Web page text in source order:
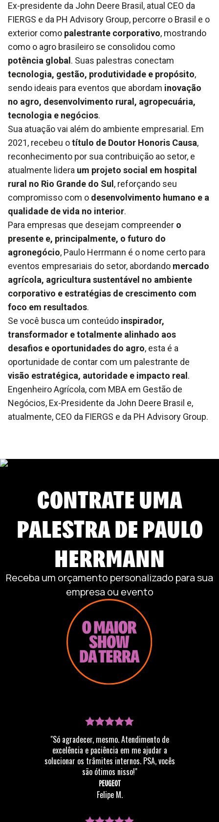
Ex-presidente da John Deere Brasil, atual CEO da
FIERGS e da PH Advisory Group, percorre o Brasil e o
exterior como palestrante corporativo, mostrando
como o agro brasileiro se consolidou como
potência global . Suas palestras conectam
tecnologia, gestão, produtividade e propósito,
sendo ideais para eventos que abordam inovação
no agro, desenvolvimento rural, agropecuária,
tecnologia e negócios.
Sua atuação vai além do ambiente empresarial. Em
2021, recebeu otítulo de Doutor Honoris Causa,
reconhecimento por sua contribuição ao setor, e
atualmente lidera um projeto social em hospital
rural no Rio Grande do Sul , reforçando seu
compromisso com o desenvolvimento humano e a
qualidade de vida no interior.
Para empresas que desejam compreender o
presente e, principalmente, o futuro do
agronegócio, Paulo Herrmann é o nome certo para
eventos empresariais do setor, abordando mercado
agrícola, agricultura sustentável no ambiente
corporativo e estratégias de crescimento com
foco em resultados.
Se você busca um conteúdo inspirador,
transformador e totalmente alinhado aos
desafios e oportunidades do agro, esta é a
oportunidade de contar com um palestrante de
visão estratégica, autoridade e impacto real .
Engenheiro Agrícola, com MBA em Gestão de
Negócios, Ex-Presidente da John Deere Brasil e,
atualmente, CEO da FIERGS e da PH Advisory Group.
CONTRATE UMA
PALESTRA DEPAULO
HERRMANN
Receba um orçamento personalizado para sua
empresa ou evento
"Só agradecer, mesmo. Atendimento de
excelência e paciência em me ajudar a
solucionar os trâmites internos. PSA, vocês
são ótimos nisso!"
PEUGEOT
Felipe M.